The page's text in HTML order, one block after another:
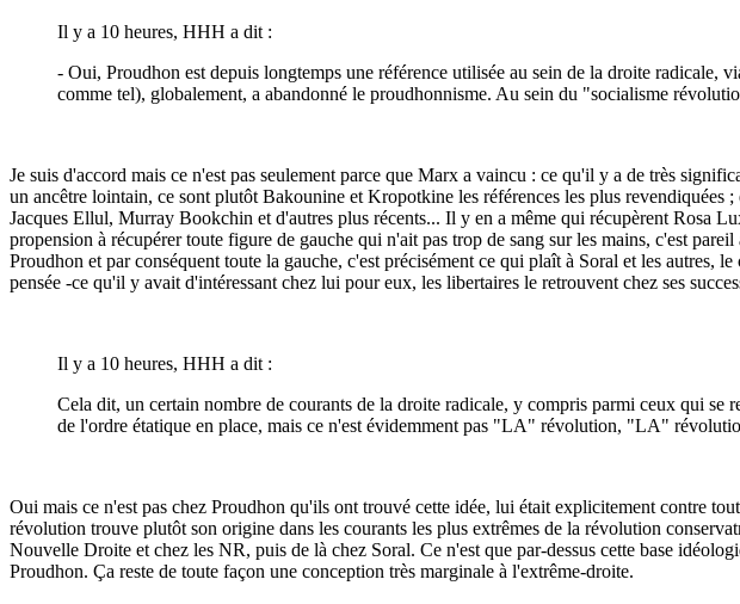
Il y a 10 heures, HHH a dit :
- Oui, Proudhon est depuis longtemps une référence utilisée au sein de la droite
comme tel), globalement, a abandonné le proudhonnisme. Au sein du "socialisme
Je suis d'accord mais ce n'est pas seulement parce que Marx a vaincu : ce qu'il y a de très
un ancêtre lointain, ce sont plutôt Bakounine et Kropotkine les références les plus
Jacques Ellul, Murray Bookchin et d'autres plus récents... Il y en a même qui récupèrent Rosa
propension à récupérer toute figure de gauche qui n'ait pas trop de sang sur les mains, c'est
Proudhon et par conséquent toute la gauche, c'est précisément ce qui plaît à Soral et les autres,
pensée -ce qu'il y avait d'intéressant chez lui pour eux, les libertaires le retrouvent chez ses
Il y a 10 heures, HHH a dit :
Cela dit, un certain nombre de courants de la droite radicale, y compris parmi ceux qui
de l'ordre étatique en place, mais ce n'est évidemment pas "LA" révolution, "LA"
Oui mais ce n'est pas chez Proudhon qu'ils ont trouvé cette idée, lui était explicitement contre
révolution trouve plutôt son origine dans les courants les plus extrêmes de la révolution
Nouvelle Droite et chez les NR, puis de là chez Soral. Ce n'est que par-dessus cette base
Proudhon. Ça reste de toute façon une conception très marginale à l'extrême-droite.